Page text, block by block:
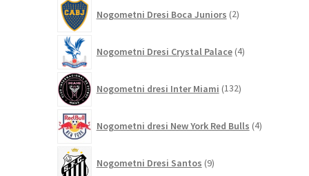
Nogometni Dresi Boca Juniors 2izdelka
Nogometni Dresi Crystal Palace 4izdelki
Nogometni dresi Inter Miami 132izdelkov
Nogometni dresi New York Red Bulls 4izdelki
Nogometni Dresi Santos 9izdelkov